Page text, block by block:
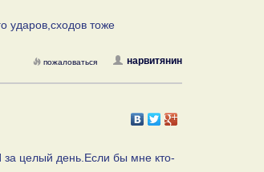
ударов,сходов тоже
нарвитянин
пожаловаться
целый день.Если бы мне кто-